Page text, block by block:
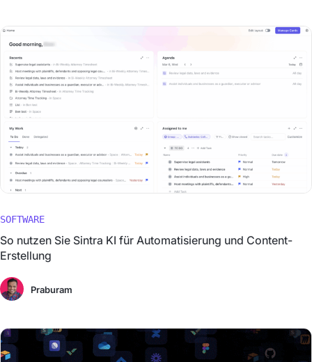
SOFTWARE
So nutzen Sie Sintra KI für Automatisierung und Content-
Erstellung
Praburam